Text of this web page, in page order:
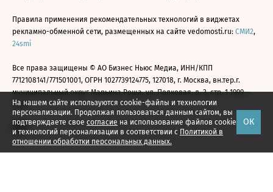
На нашем сайте используются cookie-файлы и технологии
персонализации. Продолжая пользоваться данным сайтом, вы
подтверждаете свое согласие на использование файлов cookie
и технологий персонализации в соответствии с Политикой в
отношении обработки персональных данных.
ОК
Правила применения рекомендательных технологий в виджетах
рекламно-обменной сети, размещенных на сайте vedomosti.ru: СМИ2,
24smi
Все права защищены © АО Бизнес Ньюс Медиа, ИНН/КПП
7712108141/771501001, ОГРН 1027739124775, 127018, г. Москва, вн.тер.г.
муниципальный округ Марьина Роща, ул. Полковая, д. 3, стр. 1 1999—
2026